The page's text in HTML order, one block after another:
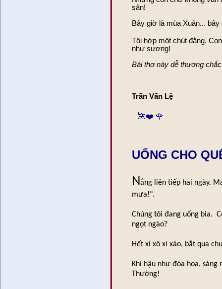
sân!
Bây giờ là mùa Xuân...
Tôi hớp một chút đắng.
như sương!
Bài thơ này dễ thương
Trần Vấn Lệ
🌺❤️ 🌹
UỐNG CHO
Nắng liên tiếp hai ngày.
mưa!".
Chúng tôi đang uống bia.
ngọt ngào?
Hết xí xô xí xào, bắt qua
Khí hậu như đóa hoa,
Thường!